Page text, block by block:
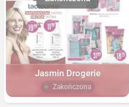
Jasmin Drogerie
Zakończona